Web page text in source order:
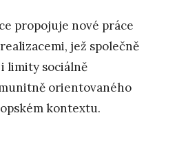
propojuje nové práce
jež společně
limity sociálně
orientovaného
kontextu.